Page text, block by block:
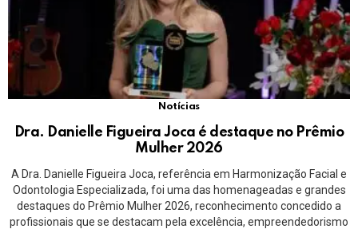
Notícias
Dra. Danielle Figueira Joca é destaque no Prêmio
Mulher 2026
A Dra. Danielle Figueira Joca, referência em Harmonização Facial e
Odontologia Especializada, foi uma das homenageadas e grandes
destaques do Prêmio Mulher 2026, reconhecimento concedido a
profissionais que se destacam pela excelência, empreendedorismo